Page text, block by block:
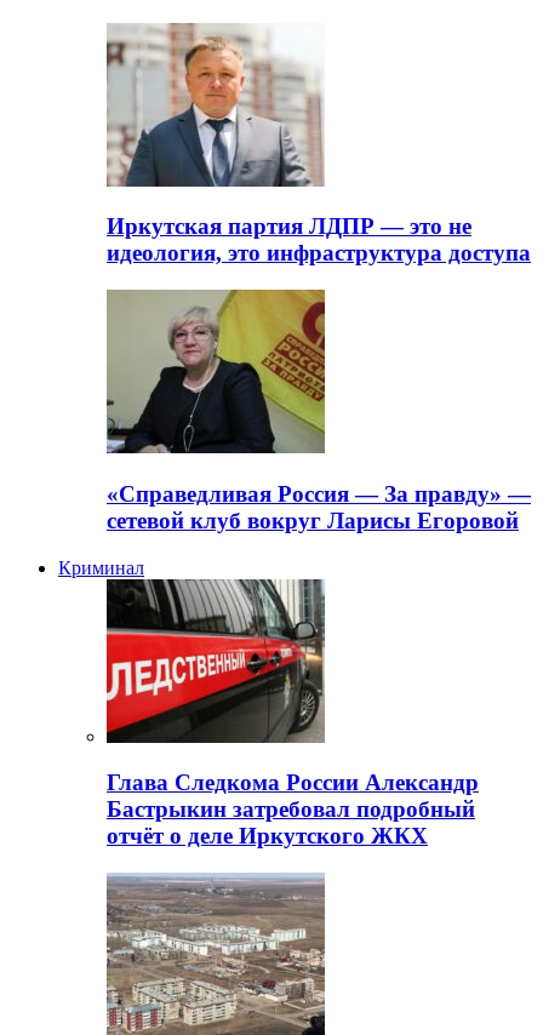
Иркутская партия ЛДПР — это не
идеология, это инфраструктура доступа
«Справедливая Россия — За правду» —
сетевой клуб вокруг Ларисы Егоровой
Криминал
Глава Следкома России Александр
Бастрыкин затребовал подробный
отчёт о деле Иркутского ЖКХ